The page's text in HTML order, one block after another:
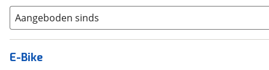
Aangeboden sinds
E-Bike